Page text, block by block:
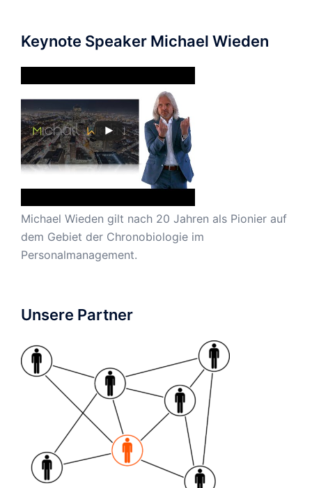
Keynote Speaker Michael Wieden
Michael Wieden gilt nach 20 Jahren als Pionier auf
dem Gebiet der Chronobiologie im
Personalmanagement.
Unsere Partner